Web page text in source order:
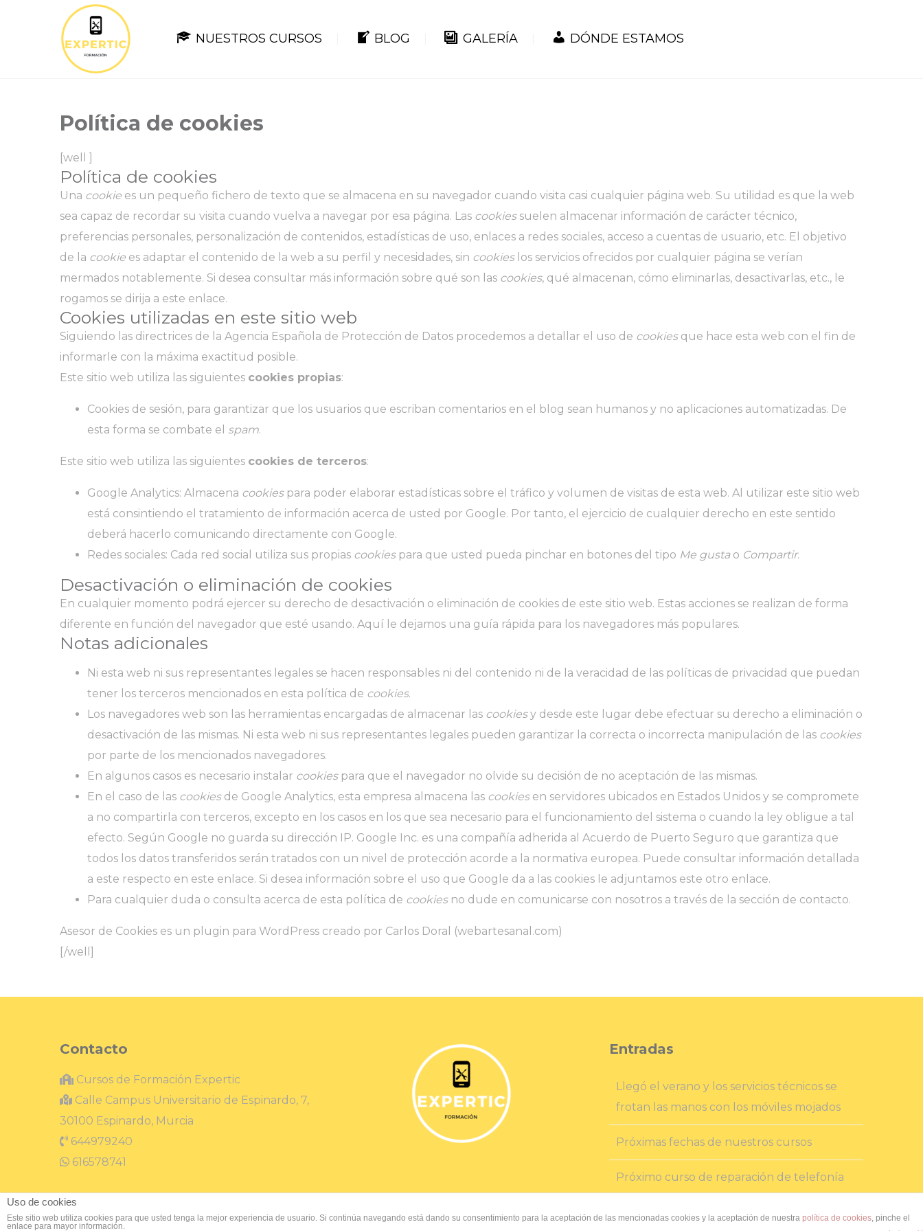
NUESTROS CURSOS BLOG GALERÍA DÓNDE ESTAMOS
Política de cookies
[well ]
Política de cookies
Una cookie es un pequeño fichero de texto que se almacena en su navegador cuando visita casi cualquier página web. Su utilidad es que la web
sea capaz de recordar su visita cuando vuelva a navegar por esa página. Las cookiessuelen almacenar información de carácter técnico,
preferencias personales, personalización de contenidos, estadísticas de uso, enlaces a redes sociales, acceso a cuentas de usuario, etc. El objetivo
de la cookie es adaptar el contenido de la web a su perfil y necesidades, sin cookieslos servicios ofrecidos por cualquier página se verían
mermados notablemente. Si desea consultar más información sobre qué son las cookies, qué almacenan, cómo eliminarlas, desactivarlas, etc., le
rogamos se dirija a este enlace.
Cookies utilizadas en este sitio web
Siguiendo las directrices de la Agencia Española de Protección de Datos procedemos a detallar el uso de cookiesque hace esta web con el fin de
informarle con la máxima exactitud posible.
Este sitio web utiliza las siguientes cookies propias:
Cookies de sesión, para garantizar que los usuarios que escriban comentarios en el blog sean humanos y no aplicaciones automatizadas. De
esta forma se combate el spam.
Este sitio web utiliza las siguientes cookies de terceros:
Google Analytics: Almacena cookiespara poder elaborar estadísticas sobre el tráfico y volumen de visitas de esta web. Al utilizar este sitio web
está consintiendo el tratamiento de información acerca de usted por Google. Por tanto, el ejercicio de cualquier derecho en este sentido
deberá hacerlo comunicando directamente con Google.
Redes sociales: Cada red social utiliza sus propias cookiespara que usted pueda pinchar en botones del tipo Me gustao Compartir.
Desactivación o eliminación de cookies
En cualquier momento podrá ejercer su derecho de desactivación o eliminación de cookies de este sitio web. Estas acciones se realizan de forma
diferente en función del navegador que esté usando. Aquí le dejamos una guía rápida para los navegadores más populares.
Notas adicionales
Ni esta web ni sus representantes legales se hacen responsables ni del contenido ni de la veracidad de las políticas de privacidad que puedan
tener los terceros mencionados en esta política de cookies.
Los navegadores web son las herramientas encargadas de almacenar las cookiesy desde este lugar debe efectuar su derecho a eliminación o
desactivación de las mismas. Ni esta web ni sus representantes legales pueden garantizar la correcta o incorrecta manipulación de las cookies
por parte de los mencionados navegadores.
En algunos casos es necesario instalar cookiespara que el navegador no olvide su decisión de no aceptación de las mismas.
En el caso de las cookiesde Google Analytics, esta empresa almacena las cookiesen servidores ubicados en Estados Unidos y se compromete
a no compartirla con terceros, excepto en los casos en los que sea necesario para el funcionamiento del sistema o cuando la ley obligue a tal
efecto. Según Google no guarda su dirección IP. Google Inc. es una compañía adherida al Acuerdo de Puerto Seguro que garantiza que
todos los datos transferidos serán tratados con un nivel de protección acorde a la normativa europea. Puede consultar información detallada
a este respecto en este enlace. Si desea información sobre el uso que Google da a las cookies le adjuntamos este otro enlace.
Para cualquier duda o consulta acerca de esta política de cookiesno dude en comunicarse con nosotros a través de la sección de contacto.
Asesor de Cookies es un plugin para WordPress creado por Carlos Doral (webartesanal.com)
[/well]
Contacto
Cursos de Formación Expertic
Calle Campus Universitario de Espinardo, 7,
30100 Espinardo, Murcia
644979240
616578741
Entradas
Llegó el verano y los servicios técnicos se
frotan las manos con los móviles mojados
Próximas fechas de nuestros cursos
Próximo curso de reparación de telefonía
móvil en Murcia
Uso de cookies
Este sitio web utiliza cookies para que usted tenga la mejor experiencia de usuario. Si continúa navegando está dando su consentimiento para la aceptación de las mencionadas cookies y la aceptación de nuestra política de cookies, pinche el
enlace para mayor información.